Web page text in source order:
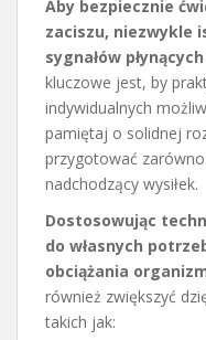
Aby bezpiecznie
zaciszu, niezwykle
sygnałów
kluczowe jest, by
indywidualnych
pamiętaj o solidnej
przygotować
nadchodzący wysiłek.
Dostosowując
do własnych
obciążania
również zwiększyć
takich jak: